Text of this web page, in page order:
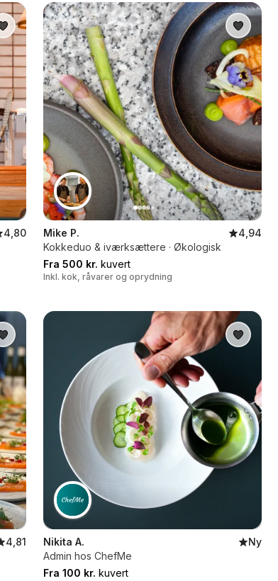
4,80
Mike P.
4,94
Kokkeduo & iværksættere · Økologisk
Fra 500 kr. kuvert
Inkl. kok, råvarer og oprydning
4,81 Nikita A.
Ny
Admin hos ChefMe
Fra 100 kr. kuvert